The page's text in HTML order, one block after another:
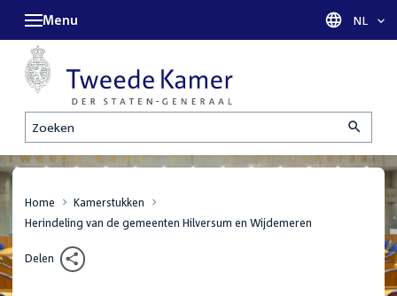
Zoeken
Menu Taal
NL
Home
Kamerstukken
Herindeling van de gemeenten Hilversum en Wijdemeren
Delen